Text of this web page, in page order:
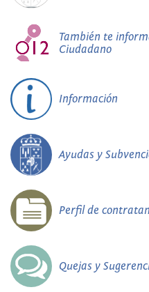
También te
Ciudadano
Información
Ayudas y
Perfil de
Quejas y